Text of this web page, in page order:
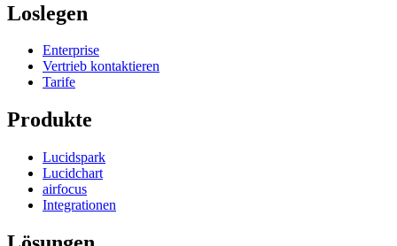
Loslegen
Enterprise
Vertrieb kontaktieren
Tarife
Produkte
Lucidspark
Lucidchart
airfocus
Integrationen